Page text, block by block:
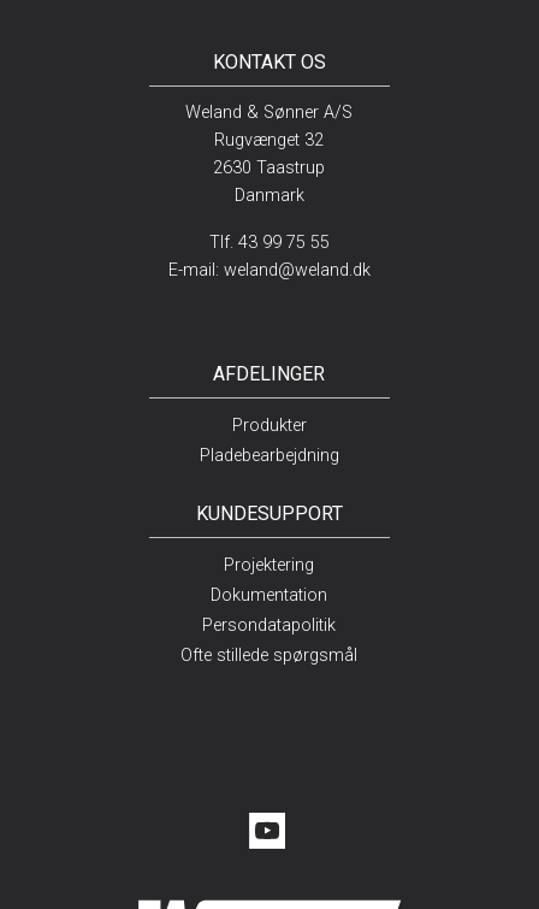
KONTAKT OS
Weland & Sønner A/S
Rugvænget 32
2630 Taastrup
Danmark
Tlf. 43 99 75 55
E-mail: weland@weland.dk
AFDELINGER
Produkter
Pladebearbejdning
KUNDESUPPORT
Projektering
Dokumentation
Persondatapolitik
Ofte stillede spørgsmål